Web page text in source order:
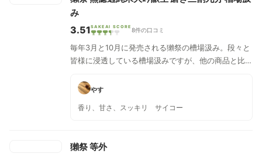
み
3.51SAKEAI SCORE 8件の口コミ
毎年3月と10月に発売される獺祭の槽場汲み。段々と
皆様に浸透している槽場汲みですが、他の商品と比べ
りたてを楽しんでいただける無濾過生のお酒です。
やす
香り、甘さ、スッキリ サイコー
獺祭 等外